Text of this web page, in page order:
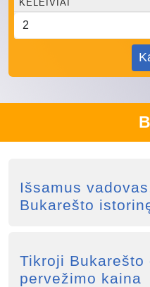
KELEIVIAI
Išsamus
Bukarešto
Tikroji Bukarešto
pervežimo kaina